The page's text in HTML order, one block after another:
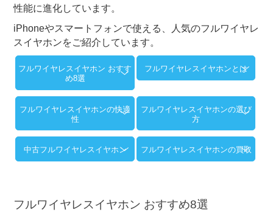
性能に進化しています。
iPhoneやスマートフォンで使える、人気のフルワイヤレ
スイヤホンをご紹介しています。
フルワイヤレスイヤホン おすす
め8選
フルワイヤレスイヤホンとは
フルワイヤレスイヤホンの快適
性
フルワイヤレスイヤホンの選び
方
中古フルワイヤレスイヤホン フルワイヤレスイヤホンの買取
フルワイヤレスイヤホン おすすめ8選